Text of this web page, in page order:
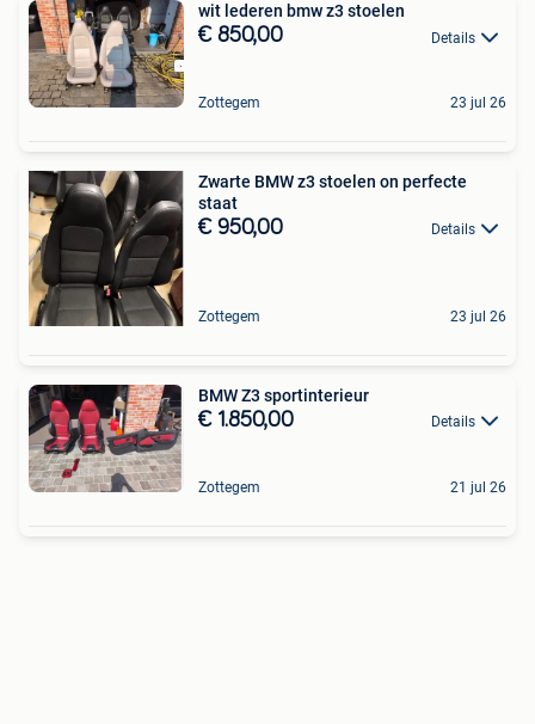
wit lederen bmw z3 stoelen
€ 850,00 Details
Zottegem 23 jul 26
Zwarte BMW z3 stoelen on perfecte
staat
€ 950,00 Details
Zottegem 23 jul 26
BMW Z3 sportinterieur
€ 1.850,00 Details
Zottegem 21 jul 26